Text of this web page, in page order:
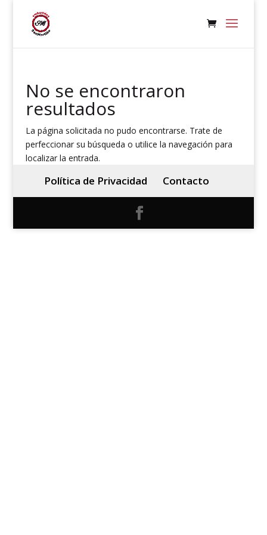
No se encontraron
resultados
La página solicitada no pudo encontrarse. Trate de
perfeccionar su búsqueda o utilice la navegación para
localizar la entrada.
Política de Privacidad Contacto